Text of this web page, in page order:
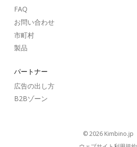
FAQ
お問い合わせ
市町村
製品
パートナー
広告の出し方
B2Bゾーン
© 2026 kimbino.jp